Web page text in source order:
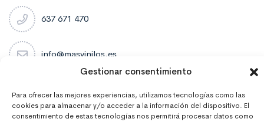
Gestionar consentimiento
Para ofrecer las mejores experiencias, utilizamos tecnologías como las
cookies para almacenar y/o acceder a la información del dispositivo. El
consentimiento de estas tecnologías nos permitirá procesar datos como
637 671 470
info@masvinilos.es